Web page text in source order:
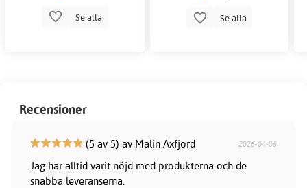
Se alla Se alla
Recensioner
(5 av 5) av Malin Axfjord 2026-04-06
Jag har alltid varit nöjd med produkterna och de
snabba leveranserna.